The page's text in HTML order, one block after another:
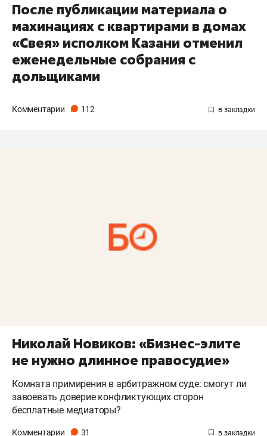
После публикации материала о
махинациях с квартирами в домах
«Свея» исполком Казани отменил
еженедельные собрания с
дольщиками
Комментарии 112
Николай Новиков: «Бизнес-элите
не нужно длинное правосудие»
Комната примирения в арбитражном суде: смогут ли
завоевать доверие конфликтующих сторон
бесплатные медиаторы?
Комментарии 31